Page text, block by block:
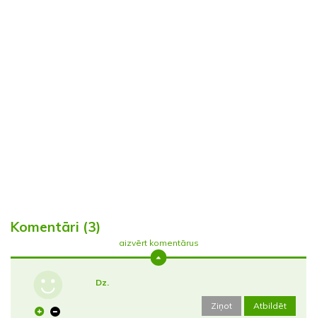
Komentāri (3)
aizvērt komentārus
Dz.
Ziņot Atbildēt